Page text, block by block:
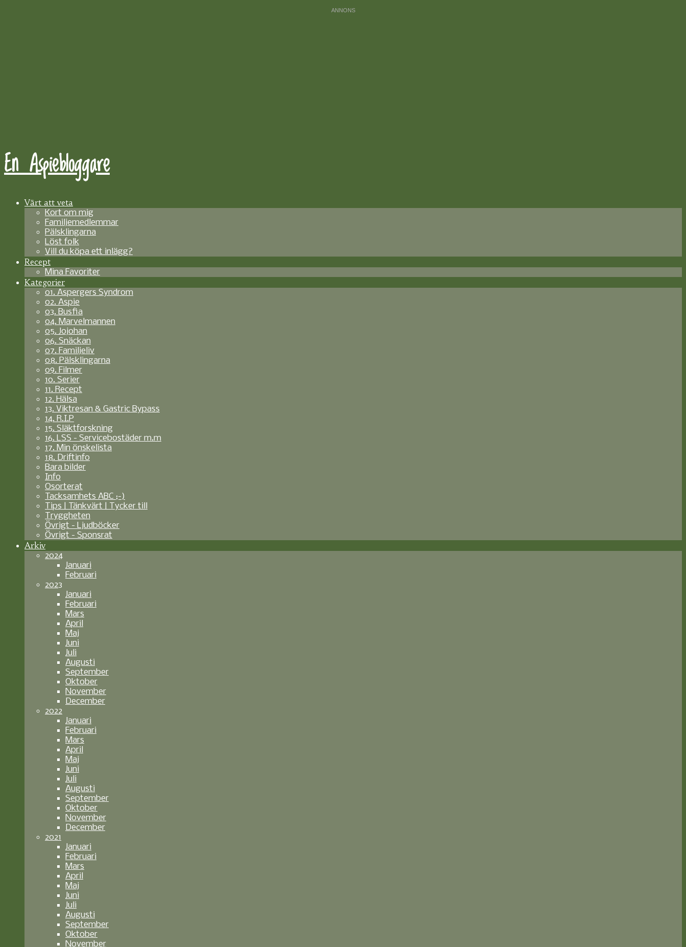
En Aspiebloggare
Värt att veta
Kort om mig
Familjemedlemmar
Pälsklingarna
Löst folk
Vill du köpa ett inlägg?
Recept
Mina Favoriter
Kategorier
01. Aspergers Syndrom
02. Aspie
03. Busfia
04. Marvelmannen
05. Jojohan
06. Snäckan
07. Familjeliv
08. Pälsklingarna
09. Filmer
10. Serier
11. Recept
12. Hälsa
13. Viktresan & Gastric Bypass
14. R.I.P
15. Släktforskning
16. LSS - Servicebostäder m.m
17. Min önskelista
18. Driftinfo
Bara bilder
Info
Osorterat
Tacksamhets ABC ;-)
Tips | Tänkvärt | Tycker till
Tryggheten
Övrigt - Ljudböcker
Övrigt - Sponsrat
Arkiv
2024
Januari
Februari
2023
Januari
Februari
Mars
April
Maj
Juni
Juli
Augusti
September
Oktober
November
December
2022
Januari
Februari
Mars
April
Maj
Juni
Juli
Augusti
September
Oktober
November
December
2021
Januari
Februari
Mars
April
Maj
Juni
Juli
Augusti
September
Oktober
November